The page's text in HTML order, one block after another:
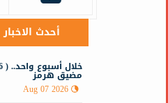
أحدث الاخبار
مضيق هرمز
Aug 07 2026